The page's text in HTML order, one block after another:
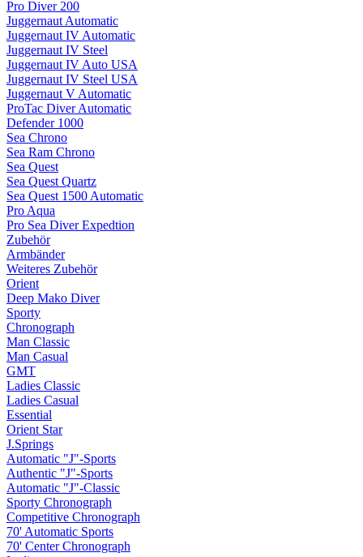
Pro Diver 200
Juggernaut Automatic
Juggernaut IV Automatic
Juggernaut IV Steel
Juggernaut IV Auto USA
Juggernaut IV Steel USA
Juggernaut V Automatic
ProTac Diver Automatic
Defender 1000
Sea Chrono
Sea Ram Chrono
Sea Quest
Sea Quest Quartz
Sea Quest 1500 Automatic
Pro Aqua
Pro Sea Diver Expedtion
Zubehör
Armbänder
Weiteres Zubehör
Orient
Deep Mako Diver
Sporty
Chronograph
Man Classic
Man Casual
GMT
Ladies Classic
Ladies Casual
Essential
Orient Star
J.Springs
Automatic "J"-Sports
Authentic "J"-Sports
Automatic "J"-Classic
Sporty Chronograph
Competitive Chronograph
70' Automatic Sports
70' Center Chronograph